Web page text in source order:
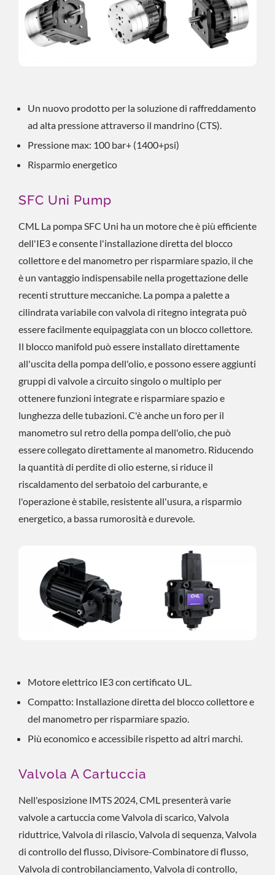
Un nuovo prodotto per la soluzione di raffreddamento
ad alta pressione attraverso il mandrino (CTS).
Pressione max: 100 bar+ (1400+psi)
Risparmio energetico
SFC Uni Pump
CML La pompa SFC Uni ha un motore che è più efficiente
dell'IE3 e consente l'installazione diretta del blocco
collettore e del manometro per risparmiare spazio, il che
è un vantaggio indispensabile nella progettazione delle
recenti strutture meccaniche. La pompa a palette a
cilindrata variabile con valvola di ritegno integrata può
essere facilmente equipaggiata con un blocco collettore.
Il blocco manifold può essere installato direttamente
all'uscita della pompa dell'olio, e possono essere aggiunti
gruppi di valvole a circuito singolo o multiplo per
ottenere funzioni integrate e risparmiare spazio e
lunghezza delle tubazioni. C'è anche un foro per il
manometro sul retro della pompa dell'olio, che può
essere collegato direttamente al manometro. Riducendo
la quantità di perdite di olio esterne, si riduce il
riscaldamento del serbatoio del carburante, e
l'operazione è stabile, resistente all'usura, a risparmio
energetico, a bassa rumorosità e durevole.
Motore elettrico IE3 con certificato UL.
Compatto: Installazione diretta del blocco collettore e
del manometro per risparmiare spazio.
Più economico e accessibile rispetto ad altri marchi.
Valvola A Cartuccia
Nell'esposizione IMTS 2024, CML presenterà varie
valvole a cartuccia come Valvola di scarico, Valvola
riduttrice, Valvola di rilascio, Valvola di sequenza, Valvola
di controllo del flusso, Divisore-Combinatore di flusso,
Valvola di controbilanciamento, Valvola di controllo,